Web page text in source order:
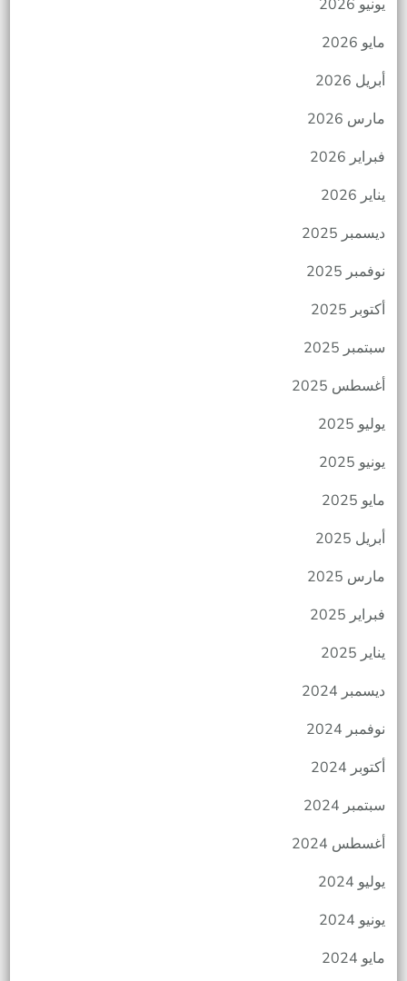
يونيو 2026
مايو 2026
أبريل 2026
مارس 2026
فبراير 2026
يناير 2026
ديسمبر 2025
نوفمبر 2025
أكتوبر 2025
سبتمبر 2025
أغسطس 2025
يوليو 2025
يونيو 2025
مايو 2025
أبريل 2025
مارس 2025
فبراير 2025
يناير 2025
ديسمبر 2024
نوفمبر 2024
أكتوبر 2024
سبتمبر 2024
أغسطس 2024
يوليو 2024
يونيو 2024
مايو 2024